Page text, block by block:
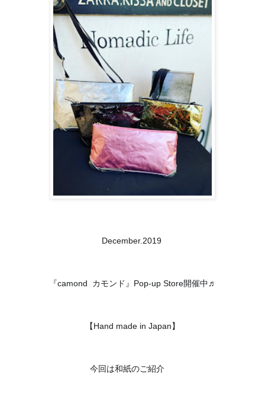
December.2019
『camond  カモンド』Pop-up Store開催中♬
【Hand made in Japan】
今回は和紙のご紹介